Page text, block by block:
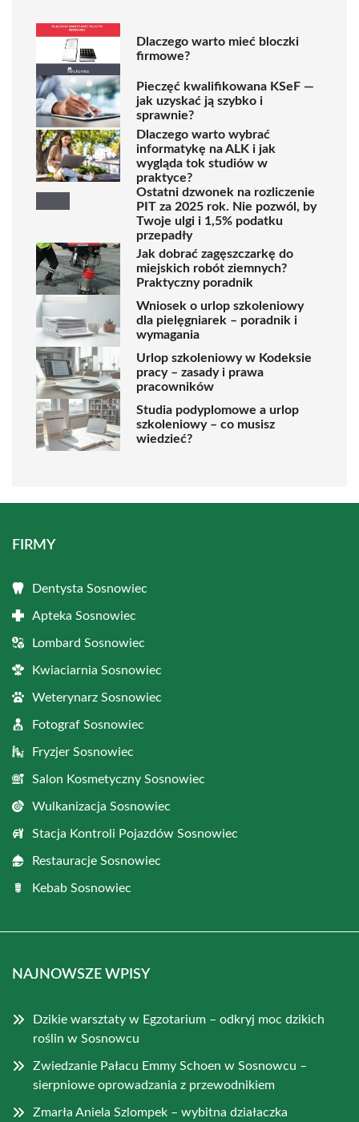
Dlaczego warto mieć bloczki
firmowe?
Pieczęć kwalifikowana KSeF —
jak uzyskać ją szybko i
sprawnie?
Dlaczego warto wybrać
informatykę na ALK i jak
wygląda tok studiów w
praktyce?
Ostatni dzwonek na rozliczenie
PIT za 2025 rok. Nie pozwól, by
Twoje ulgi i 1,5% podatku
przepadły
Jak dobrać zagęszczarkę do
miejskich robót ziemnych?
Praktyczny poradnik
Wniosek o urlop szkoleniowy
dla pielęgniarek – poradnik i
wymagania
Urlop szkoleniowy w Kodeksie
pracy – zasady i prawa
pracowników
Studia podyplomowe a urlop
szkoleniowy – co musisz
wiedzieć?
FIRMY
Dentysta Sosnowiec
Apteka Sosnowiec
Lombard Sosnowiec
Kwiaciarnia Sosnowiec
Weterynarz Sosnowiec
Fotograf Sosnowiec
Fryzjer Sosnowiec
Salon Kosmetyczny Sosnowiec
Wulkanizacja Sosnowiec
Stacja Kontroli Pojazdów Sosnowiec
Restauracje Sosnowiec
Kebab Sosnowiec
NAJNOWSZE WPISY
Dzikie warsztaty w Egzotarium – odkryj moc dzikich
roślin w Sosnowcu
Zwiedzanie Pałacu Emmy Schoen w Sosnowcu –
sierpniowe oprowadzania z przewodnikiem
Zmarła Aniela Szlompek – wybitna działaczka